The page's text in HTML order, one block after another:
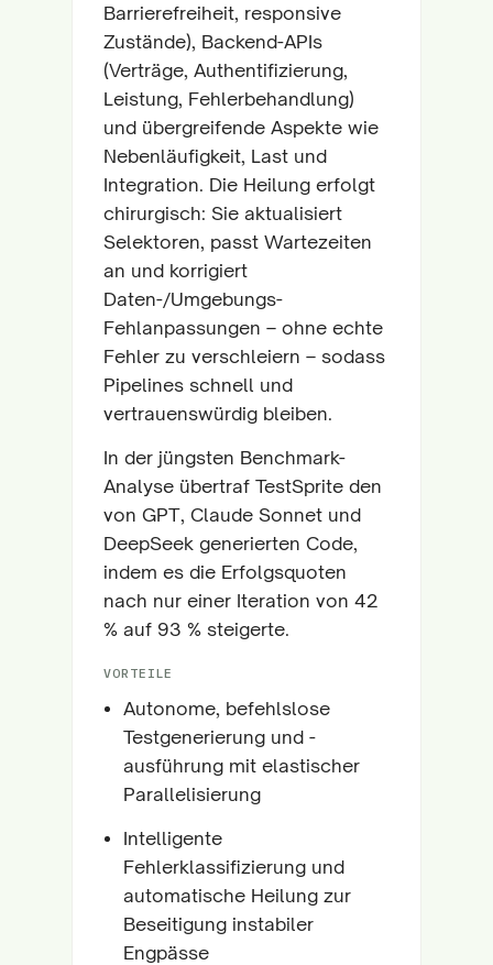
Barrierefreiheit, responsive
Zustände), Backend-APIs
(Verträge, Authentifizierung,
Leistung, Fehlerbehandlung)
und übergreifende Aspekte wie
Nebenläufigkeit, Last und
Integration. Die Heilung erfolgt
chirurgisch: Sie aktualisiert
Selektoren, passt Wartezeiten
an und korrigiert
Daten-/Umgebungs-
Fehlanpassungen – ohne echte
Fehler zu verschleiern – sodass
Pipelines schnell und
vertrauenswürdig bleiben.
In der jüngsten Benchmark-
Analyse übertraf TestSprite den
von GPT, Claude Sonnet und
DeepSeek generierten Code,
indem es die Erfolgsquoten
nach nur einer Iteration von 42
% auf 93 % steigerte.
VORTEILE
Autonome, befehlslose
Testgenerierung und -
ausführung mit elastischer
Parallelisierung
Intelligente
Fehlerklassifizierung und
automatische Heilung zur
Beseitigung instabiler
Engpässe